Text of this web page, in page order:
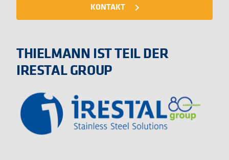
KONTAKT navigate_next
THIELMANN IST TEIL DER
IRESTAL GROUP